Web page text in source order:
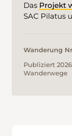
Das Projekt
SAC Pilatus
Wanderung
Publiziert
Wanderwege